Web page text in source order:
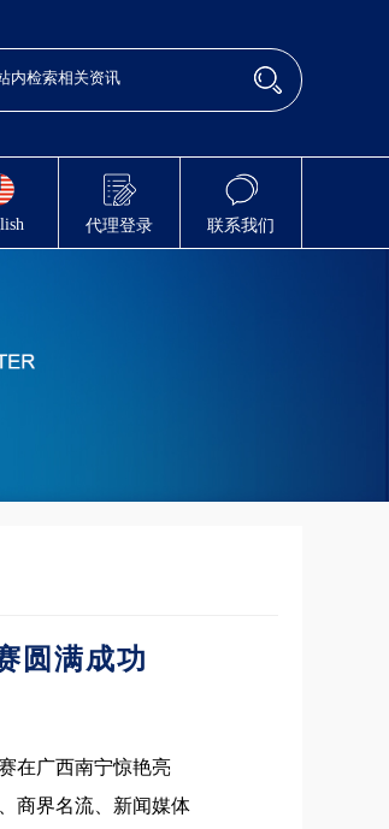
代理登录 联系我们
圆满成功
在广西南宁惊艳亮
商界名流、新闻媒体